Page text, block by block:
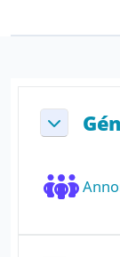
Panneau
Replier